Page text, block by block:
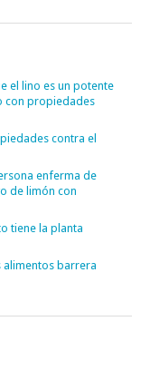
el lino es un potente
con propiedades
contra el
enferma de
de limón con
tiene la planta
alimentos barrera